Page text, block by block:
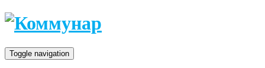
Toggle navigation